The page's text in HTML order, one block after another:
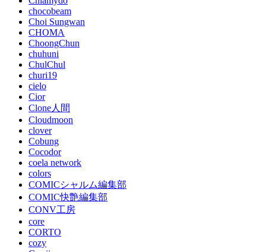
chocobeam
Choi Sungwan
CHOMA
ChoongChun
chuhuni
ChulChul
churi19
cielo
Cior
Clone人間
Cloudmoon
clover
Cobung
Cocodor
coela network
colors
COMICシャルム編集部
COMIC快艶編集部
CONV工房
core
CORTO
cozy